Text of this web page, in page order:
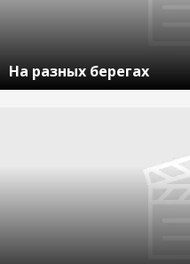
На разных берегах